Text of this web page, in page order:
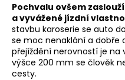
Pochvalu ovšem
a vyvážené jízdní
stavbu karoserie se auto
se moc nenaklání a dobře
přejíždění nerovností je na
výšce 200 mm se člověk
cesty.